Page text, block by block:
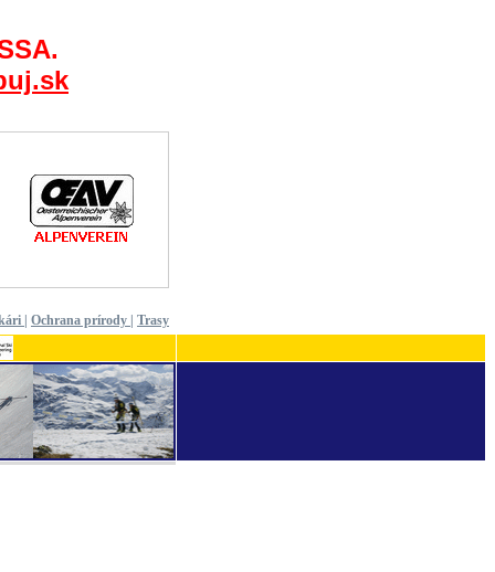
Ochrana prírody Trasy